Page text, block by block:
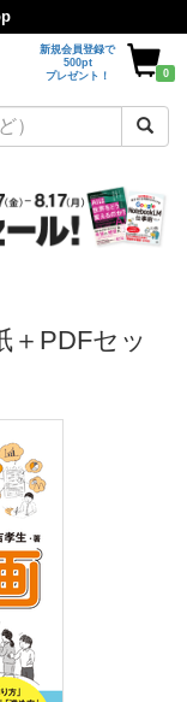
新規会員登録で
500pt
プレゼント！
0
＋PDFセッ